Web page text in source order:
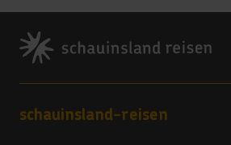
Footer
Footer navigation
schauinsland-reisen